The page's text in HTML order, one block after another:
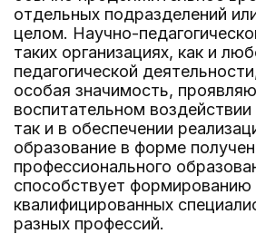
отдельных подразделений
целом. Научно-
таких организациях, как и
педагогической
особая значимость,
воспитательном
так и в обеспечении
образование в форме
профессионального
способствует формированию
квалифицированных
разных профессий.